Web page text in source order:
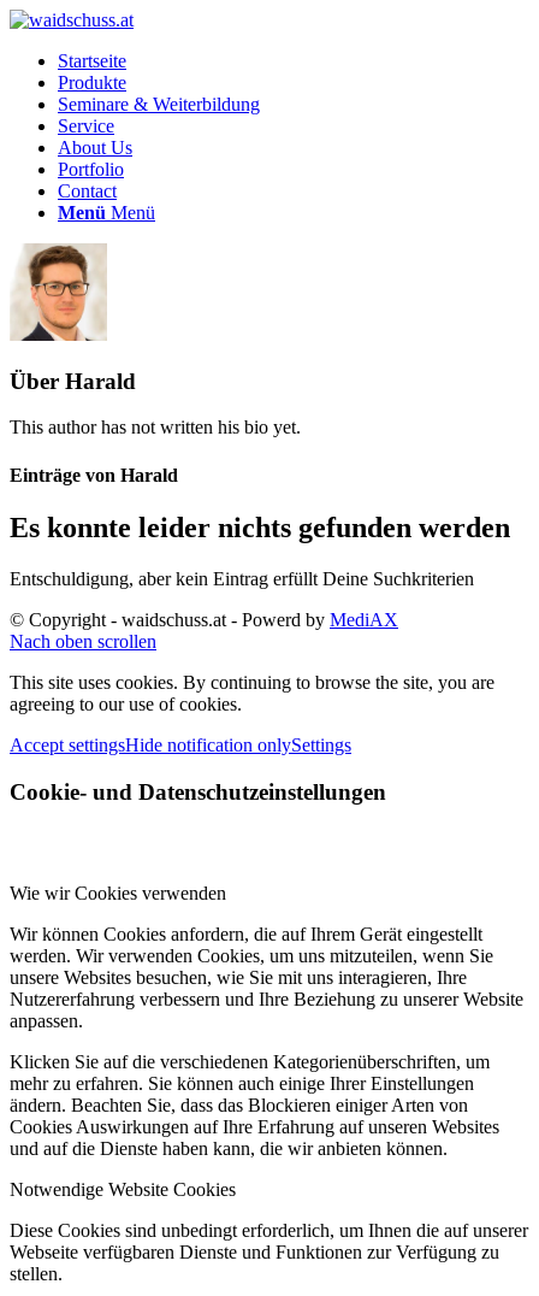
Startseite
Produkte
Seminare & Weiterbildung
Service
About Us
Portfolio
Contact
Menü Menü
Über Harald
This author has not written his bio yet.
Einträge von Harald
Es konnte leider nichts gefunden werden
Entschuldigung, aber kein Eintrag erfüllt Deine Suchkriterien
© Copyright - waidschuss.at - Powerd by MediAX
Nach oben scrollen
This site uses cookies. By continuing to browse the site, you are
agreeing to our use of cookies.
Accept settingsHide notification onlySettings
Cookie- und Datenschutzeinstellungen
Wie wir Cookies verwenden
Wir können Cookies anfordern, die auf Ihrem Gerät eingestellt
werden. Wir verwenden Cookies, um uns mitzuteilen, wenn Sie
unsere Websites besuchen, wie Sie mit uns interagieren, Ihre
Nutzererfahrung verbessern und Ihre Beziehung zu unserer Website
anpassen.
Klicken Sie auf die verschiedenen Kategorienüberschriften, um
mehr zu erfahren. Sie können auch einige Ihrer Einstellungen
ändern. Beachten Sie, dass das Blockieren einiger Arten von
Cookies Auswirkungen auf Ihre Erfahrung auf unseren Websites
und auf die Dienste haben kann, die wir anbieten können.
Notwendige Website Cookies
Diese Cookies sind unbedingt erforderlich, um Ihnen die auf unserer
Webseite verfügbaren Dienste und Funktionen zur Verfügung zu
stellen.